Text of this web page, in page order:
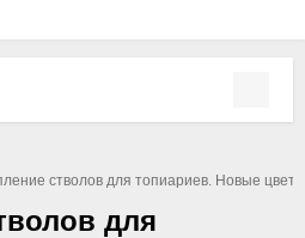
стволов для топиариев. Новые
для